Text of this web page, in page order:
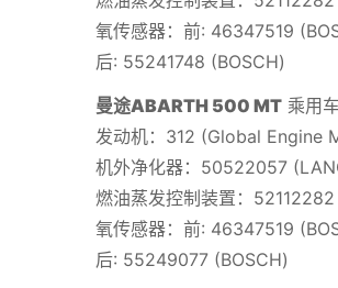
氧传感器：前: 46347519
后: 55241748 (BOSCH)
曼途ABARTH 500 MT 乘用
发动机：312 (Global Engine
机外净化器：50522057
燃油蒸发控制装置：52112282
氧传感器：前: 46347519
后: 55249077 (BOSCH)